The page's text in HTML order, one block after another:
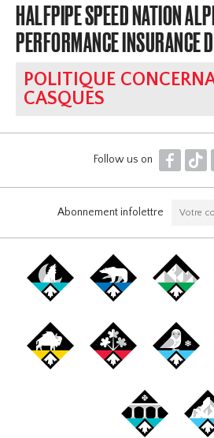
HALFPIPE SPEED NATION
PERFORMANCE INSURANCE
POLITIQUE
CASQUES
Follow us on F T
Abonnement infolettre